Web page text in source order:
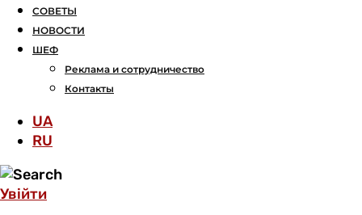
СОВЕТЫ
НОВОСТИ
ШЕФ
Реклама и сотрудничество
Контакты
UA
RU
Увійти